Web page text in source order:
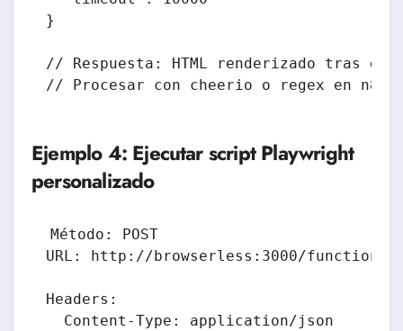
}
// Respuesta: HTML renderizado tras
// Procesar con cheerio o regex en n8n
Ejemplo 4: Ejecutar script Playwright
personalizado
Método: POST
URL: http://browserless:3000/
Headers:
  Content-Type: application/json